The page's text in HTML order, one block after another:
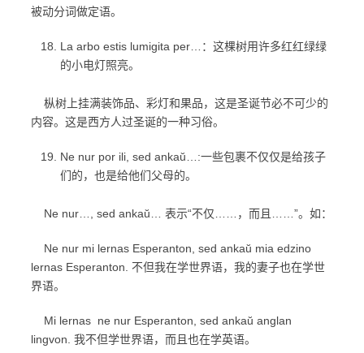
被动分词做定语。
La arbo estis lumigita per…：这棵树用许多红红绿绿
的小电灯照亮。
枞树上挂满装饰品、彩灯和果品，这是圣诞节必不可少的
内容。这是西方人过圣诞的一种习俗。
Ne nur por ili, sed ankaŭ…:一些包裹不仅仅是给孩子
们的，也是给他们父母的。
Ne nur…, sed ankaŭ… 表示“不仅……，而且……”。如：
Ne nur mi lernas Esperanton, sed ankaŭ mia edzino
lernas Esperanton. 不但我在学世界语，我的妻子也在学世
界语。
Mi lernas ne nur Esperanton, sed ankaŭ anglan
lingvon. 我不但学世界语，而且也在学英语。